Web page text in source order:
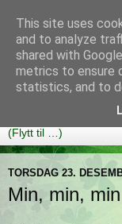
En bibelleseplan
Bibelen på ett år!
TORSDAG 23.
Min, min, min
This site uses
and to analyze
shared with
metrics to ensure
statistics, and to